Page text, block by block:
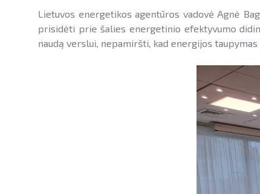
Lietuvos energetikos agentūros vadovė Agnė
prisidėti prie šalies energetinio efektyvumo
naudą verslui, nepamiršti, kad energijos